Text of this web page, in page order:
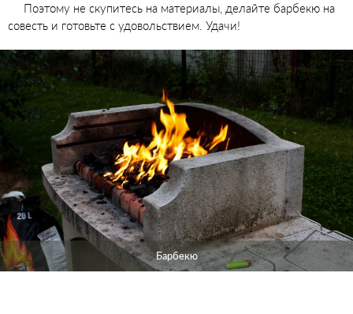
Поэтому не скупитесь на материалы, делайте барбекю на
совесть и готовьте с удовольствием. Удачи!
Барбекю